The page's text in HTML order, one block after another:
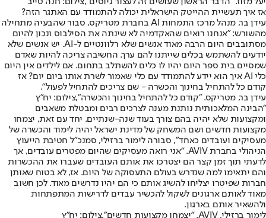
אז איך תעשיית ההייטק הישראלית יכולה להתמודד עם האתגר הזה?
עידן בר, מנהל מרכז התמחות AI בחברת מטריקס, סבור שהבעיה מתחילה
מהשורש: "אנחנו רואים שהאקדמיה לא שינתה את הסילבוס ונכון להיום
מסתובבים היום הרבה מאוד אנשים שלא רלוונטיים ל-AI. יש אנשים שלא
יודעים להשתמש בכלים שייתנו להם ערך. החשיבה צריכה להיות שאדם
שמסיים בית ספר היום יהיו לו כלים להשתלב בתחום. אם לילדים אין היום
כלי AI איך הוא יידע להתמודד עם כלי שאמור לשרת אותו ביום יום? אז
קודם כל להתחיל בחינוך והכשרה - שם צריכים להתחיל לפעול".
עידן בר, מטריקס. "קודם כל להתחיל בחינוך והכשרה",צילום: יח"ץ
"הבינה המלאכותית נותנת מענה לצרכים רבים ומבטלת משאבים
ומקצועות שלא יהיה בהם צורך בעוד שנה-שנתיים. יחד עם זאת, יצמחו
מקצועות חדשים ושם המשחק של מדינת ישראל יהיה לימוד והכשרה של
מעסיקים ועובדים כאחד", סבורה לימור ברזילי, סמנכ"ל חטיבת הייעוץ
הניהולי בחברת AVIV. "אני רואה מעסיקים שהיום מפטרים עובדים, אך
לדעתי תוך זמן קצר הם יצטרכו את אותם העובדים שעברו את ההכשרות
והם יתאימו למה שנדרש בעולם התעסוקה של היום. אז, לא בטוח שאותן
חברות שפיטרו יצליחו להשיג אותם כי הם יהיו נדרשים מאוד. לכן חשוב
מאוד לאותם ארגונים לשקול להכשיר עבדים לדרישות המתפתחות
ולהשאיר אותם בארגון.
לימור ברזילי, AVIV. "יצמחו מקצועות חדשים",צילום: יח"ץ